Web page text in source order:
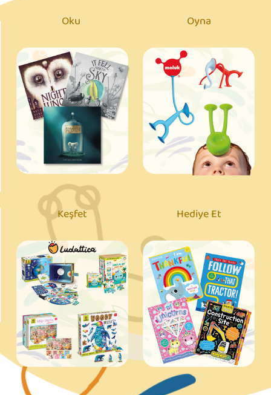
Oku Oyna
Keşfet Hediye Et